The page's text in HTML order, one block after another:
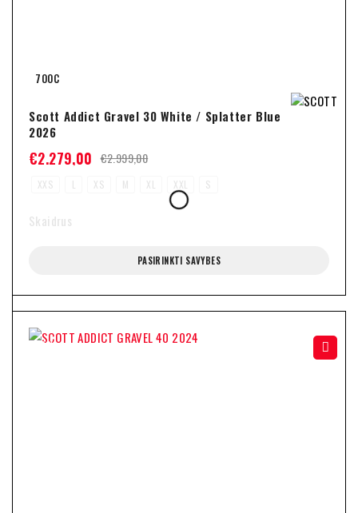
700C
Scott Addict Gravel 30 White / Splatter Blue
2026
€2.999,00
€2.279,00
XXS L XS M XL XXL S
Skaidrus
PASIRINKTI SAVYBES
-40%